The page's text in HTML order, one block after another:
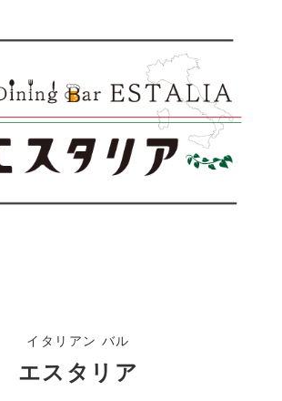
イタリアン バル
エスタリア